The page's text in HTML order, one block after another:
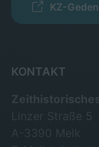
KZ-
KONTAKT
Linzer Straße 5